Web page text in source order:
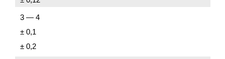
3 — 4
± 0,1
± 0,2